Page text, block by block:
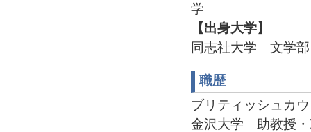
学
【出身大学】
同志社大学 文学
職歴
ブリティッシュカ
金沢大学 助教授・